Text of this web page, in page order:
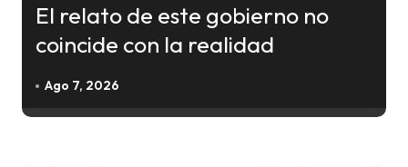
El relato de este gobierno no
coincide con la realidad
Ago 7, 2026